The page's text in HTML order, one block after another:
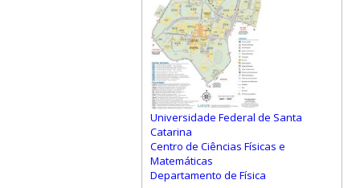
Universidade Federal de Santa
Catarina
Centro de Ciências Físicas e
Matemáticas
Departamento de Física